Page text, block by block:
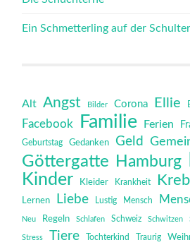
Ein Schmetterling auf der
Alt Angst Bilder Corona Ellie
Facebook Familie Ferien
Geburtstag Gedanken Geld
Göttergatte Hamburg
Kinder Kleider Krankheit
Lernen Liebe Lustig Mensch
Neu Regeln Schlafen Schweiz Schwitzen
Stress Tiere Tochterkind Traurig